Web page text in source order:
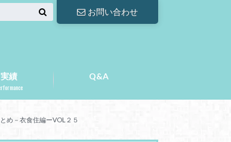
お問い合わせ
実績 Q&A
め－衣食住編ーVOL２５